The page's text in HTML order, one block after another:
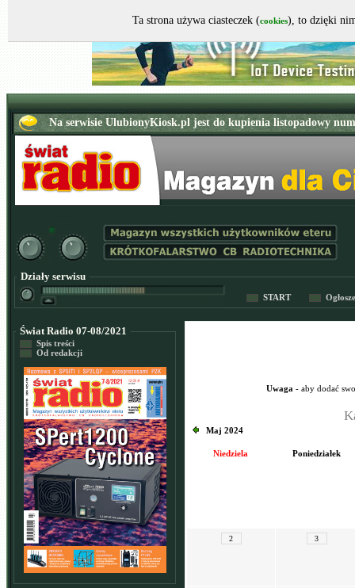
Działy serwisu
START
Świat Radio 07-08/2021
Spis treści
Od redakcji
Uwaga - aby dodać
Maj 2024
Niedziela Poniedziałek
2 3
Ta strona używa ciasteczek (cookies), to dzięki